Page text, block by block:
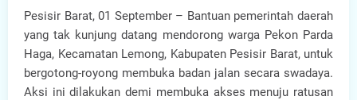
Pesisir Barat, 01 September – Bantuan pemerintah daerah
yang tak kunjung datang mendorong warga Pekon Parda
Haga, Kecamatan Lemong, Kabupaten Pesisir Barat, untuk
bergotong-royong membuka badan jalan secara swadaya.
Aksi ini dilakukan demi membuka akses menuju ratusan